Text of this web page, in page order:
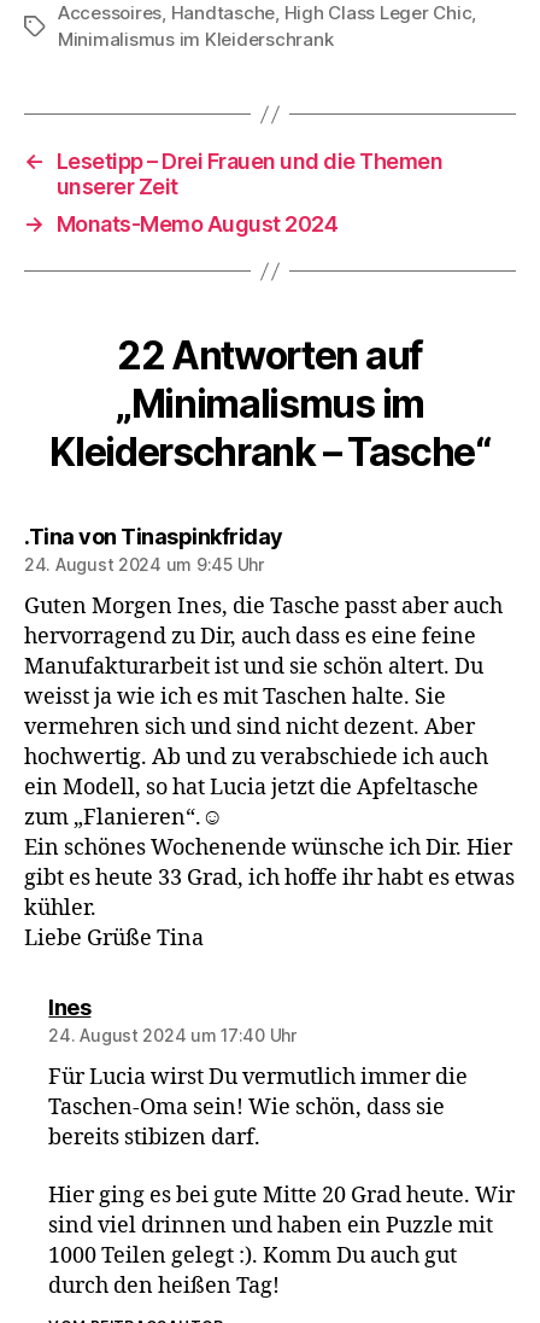
Schlagwörter
Accessoires, Handtasche, High Class Leger Chic,
Minimalismus im Kleiderschrank
←
Lesetipp – Drei Frauen und die Themen
unserer Zeit
→
Monats-Memo August 2024
22 Antworten auf
„Minimalismus im
Kleiderschrank – Tasche“
.Tina von Tinaspinkfridaysagt:
24. August 2024 um 9:45 Uhr
Guten Morgen Ines, die Tasche passt aber auch
hervorragend zu Dir, auch dass es eine feine
Manufakturarbeit ist und sie schön altert. Du
weisst ja wie ich es mit Taschen halte. Sie
vermehren sich und sind nicht dezent. Aber
hochwertig. Ab und zu verabschiede ich auch
ein Modell, so hat Lucia jetzt die Apfeltasche
zum „Flanieren“.☺️
Ein schönes Wochenende wünsche ich Dir. Hier
gibt es heute 33 Grad, ich hoffe ihr habt es etwas
kühler.
Liebe Grüße Tina
Inessagt:
24. August 2024 um 17:40 Uhr
Für Lucia wirst Du vermutlich immer die
Taschen-Oma sein! Wie schön, dass sie
bereits stibizen darf.
Hier ging es bei gute Mitte 20 Grad heute. Wir
sind viel drinnen und haben ein Puzzle mit
1000 Teilen gelegt :). Komm Du auch gut
durch den heißen Tag!